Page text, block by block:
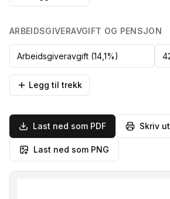
ARBEIDSGIVERAVGIFT OG PENSJON
Legg til trekk
Last ned som PDF Skriv ut
Last ned som PNG